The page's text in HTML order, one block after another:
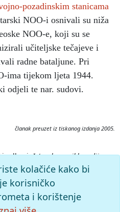
pozadinskim stanicama
NOO-i osnivali su niža
NOO-e, koji su se
učiteljske tečajeve i
radne bataljune. Pri
ima tijekom ljeta 1944.
odjeli te nar. sudovi.
članak preuzet iz tiskanog izdanja 2005.
odbori.Istarska enciklopedija
zavod Miroslav Krleža,
narodnooslobodilacki-
kolačiće kako bi
korisničko
i korištenje